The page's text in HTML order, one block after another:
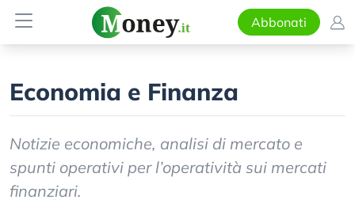
Abbonati
Economia e Finanza
Notizie economiche, analisi di mercato e
spunti operativi per l’operatività sui mercati
finanziari.